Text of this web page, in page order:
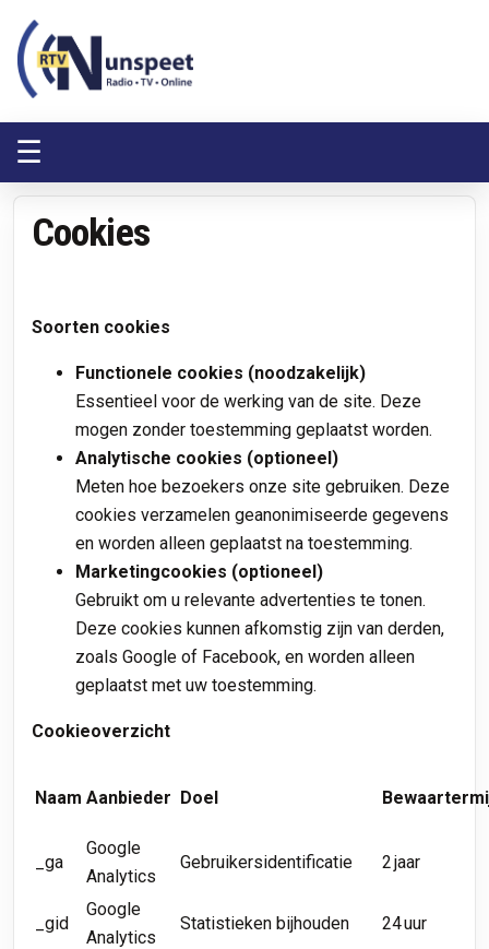
☰
Cookies
Soorten cookies
Functionele cookies (noodzakelijk)
Essentieel voor de werking van de site. Deze
mogen zonder toestemming geplaatst worden.
Analytische cookies (optioneel)
Meten hoe bezoekers onze site gebruiken. Deze
cookies verzamelen geanonimiseerde gegevens
en worden alleen geplaatst na toestemming.
Marketingcookies (optioneel)
Gebruikt om u relevante advertenties te tonen.
Deze cookies kunnen afkomstig zijn van derden,
zoals Google of Facebook, en worden alleen
geplaatst met uw toestemming.
Cookieoverzicht
Naam Aanbieder Doel
_ga
Google
Analytics
Gebruikersidentificatie 2 jaar
_gid
Google
Analytics
Statistieken bijhouden 24 uur